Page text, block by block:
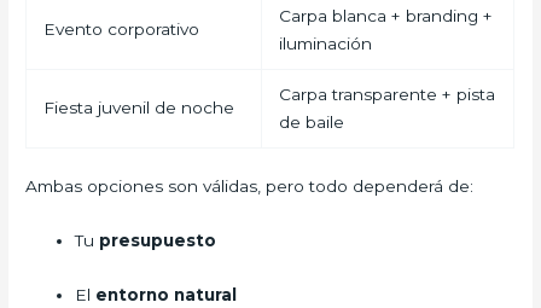
Evento corporativo
Carpa blanca + branding +
iluminación
Fiesta juvenil de noche
Carpa transparente + pista
de baile
Ambas opciones son válidas, pero todo dependerá de:
Tu presupuesto
El entorno natural